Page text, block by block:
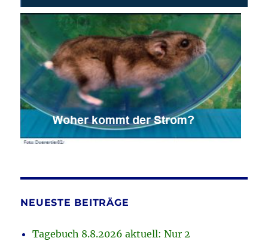
NEUESTE BEITRÄGE
Tagebuch 8.8.2026 aktuell: Nur 2